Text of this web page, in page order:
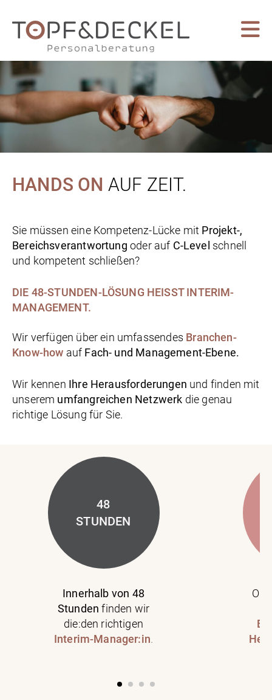
HANDS ON AUF ZEIT.
Sie müssen eine Kompetenz-Lücke mit Projekt-,
Bereichsverantwortung oder auf C-Level schnell
und kompetent schließen?
DIE 48-STUNDEN-LÖSUNG HEISST INTERIM-M
ANAGEMENT.
Wir verfügen über ein umfassendes Branchen-
Know-how auf Fach- und Management-Ebene.
Wir kennen Ihre Herausforderungen und finden mit
unserem umfangreichen Netzwerk die genau
richtige Lösung für Sie.
48
STUNDEN
Innerhalb von 48
Stunden finden wir
die:den richtigen
Interim-Manager:in.
Ob